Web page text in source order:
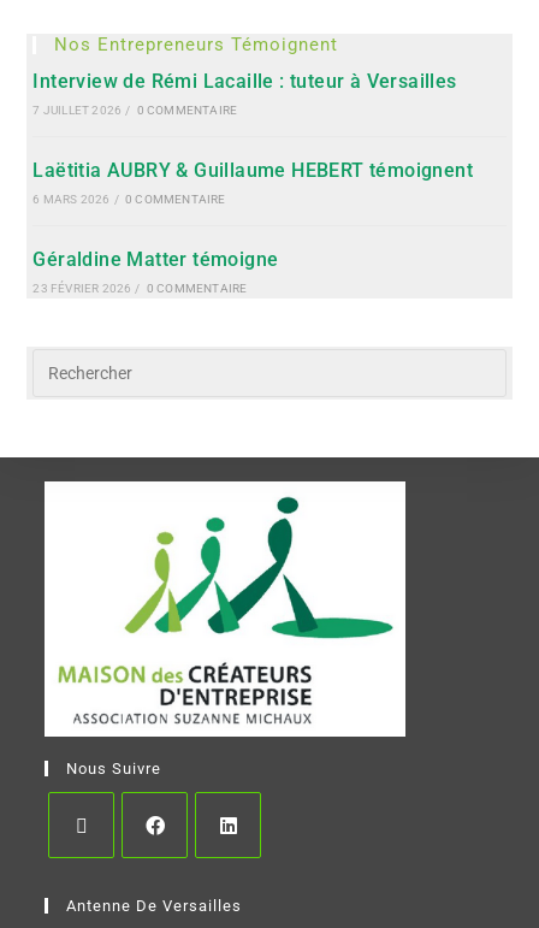
Nos Entrepreneurs Témoignent
Interview de Rémi Lacaille : tuteur à Versailles
7 JUILLET 2026 / 0 COMMENTAIRE
Laëtitia AUBRY & Guillaume HEBERT témoignent
6 MARS 2026 / 0 COMMENTAIRE
Géraldine Matter témoigne
23 FÉVRIER 2026 / 0 COMMENTAIRE
Nous Suivre
Antenne De Versailles